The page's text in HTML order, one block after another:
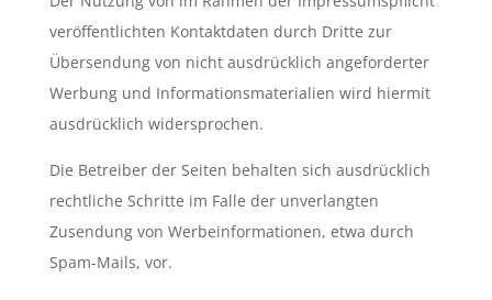
veröffentlichten Kontaktdaten durch Dritte zur
Übersendung von nicht ausdrücklich angeforderter
Werbung und Informationsmaterialien wird hiermit
ausdrücklich widersprochen.
Die Betreiber der Seiten behalten sich ausdrücklich
rechtliche Schritte im Falle der unverlangten
Zusendung von Werbeinformationen, etwa durch
Spam-Mails, vor.